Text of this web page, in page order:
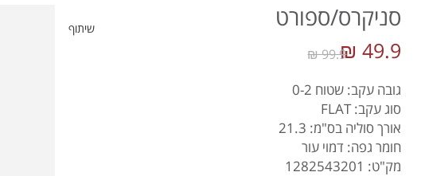
שיתוף סניקרס/ספורט
49.9 ₪
99.9 ₪
גובה עקב: שטוח 0-2
סוג עקב: FLAT
אורך סוליה בס"מ: 21.3
חומר גפה: דמוי עור
מק"ט: 1282543201